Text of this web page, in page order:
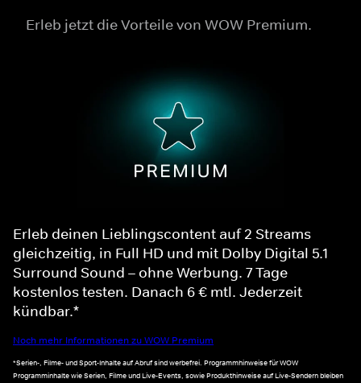
Erleb jetzt die Vorteile von WOW Premium.
Erleb deinen Lieblingscontent auf 2 Streams
gleichzeitig, in Full HD und mit Dolby Digital 5.1
Surround Sound – ohne Werbung. 7 Tage
kostenlos testen. Danach 6 € mtl. Jederzeit
kündbar.*
Noch mehr Informationen zu WOW Premium
*Serien-, Filme- und Sport-Inhalte auf Abruf sind werbefrei. Programmhinweise für WOW
Programminhalte wie Serien, Filme und Live-Events, sowie Produkthinweise auf Live-Sendern bleiben